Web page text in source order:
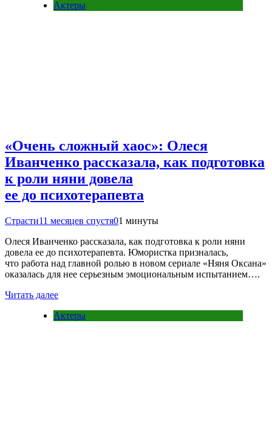
Актеры
«Очень сложный хаос»: Олеся
Иванченко рассказала, как подготовка
к роли няни довела
ее до психотерапевта
Страсти11 месяцев спустя01 минуты
Олеся Иванченко рассказала, как подготовка к роли няни
довела ее до психотерапевта. Юмористка призналась,
что работа над главной ролью в новом сериале «Няня Оксана»
оказалась для нее серьезным эмоциональным испытанием….
Читать далее
Актеры